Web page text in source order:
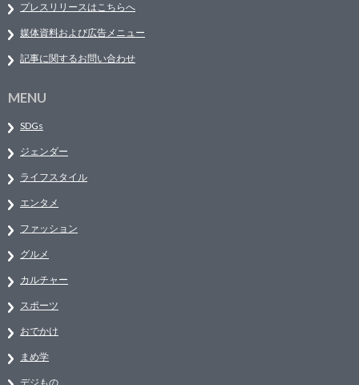
プレスリリースはこちらへ
媒体資料および広告メニュー
記事に関するお問い合わせ
MENU
SDGs
ジェンダー
ライフスタイル
エンタメ
ファッション
グルメ
カルチャー
スポーツ
おでかけ
まめ学
デジもの